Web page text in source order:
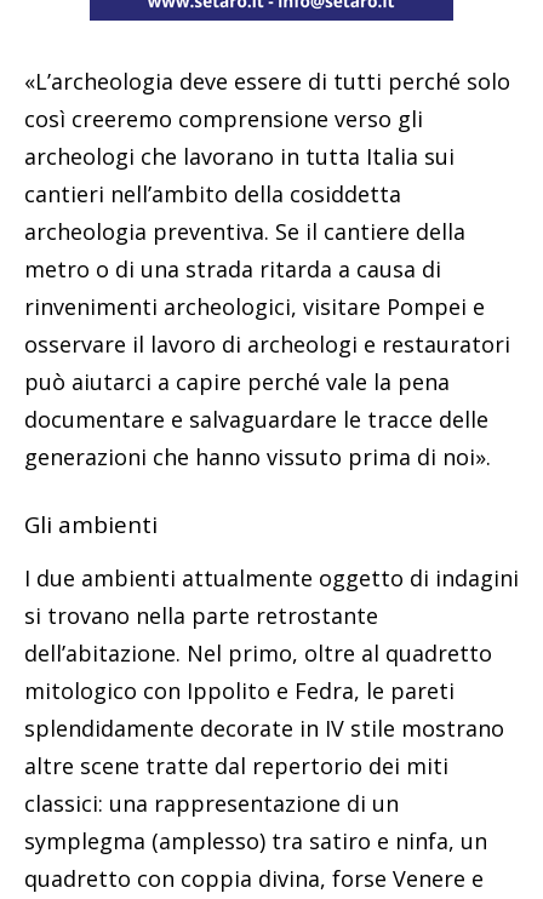
«L’archeologia deve essere di tutti perché solo
così creeremo comprensione verso gli
archeologi che lavorano in tutta Italia sui
cantieri nell’ambito della cosiddetta
archeologia preventiva. Se il cantiere della
metro o di una strada ritarda a causa di
rinvenimenti archeologici, visitare Pompei e
osservare il lavoro di archeologi e restauratori
può aiutarci a capire perché vale la pena
documentare e salvaguardare le tracce delle
generazioni che hanno vissuto prima di noi».
Gli ambienti
I due ambienti attualmente oggetto di indagini
si trovano nella parte retrostante
dell’abitazione. Nel primo, oltre al quadretto
mitologico con Ippolito e Fedra, le pareti
splendidamente decorate in IV stile mostrano
altre scene tratte dal repertorio dei miti
classici: una rappresentazione di un
symplegma (amplesso) tra satiro e ninfa, un
quadretto con coppia divina, forse Venere e